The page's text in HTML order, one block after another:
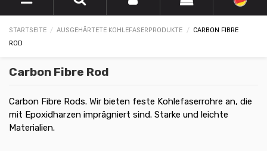
STARTSEITE AUSGEHÄRTETE KOHLEFASERPRODUKTE
CARBON FIBRE
ROD
Carbon Fibre Rod
Carbon Fibre Rods. Wir bieten feste Kohlefaserrohre an, die
mit Epoxidharzen imprägniert sind. Starke und leichte
Materialien.